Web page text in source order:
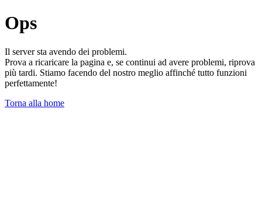
Ops
Il server sta avendo dei problemi.
Prova a ricaricare la pagina e, se continui ad avere problemi, riprova
più tardi. Stiamo facendo del nostro meglio affinché tutto funzioni
perfettamente!
Torna alla home